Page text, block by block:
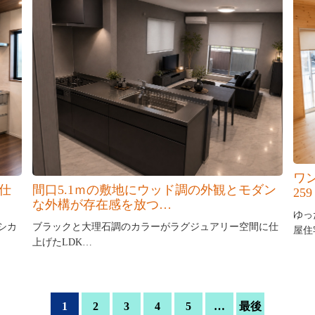
カ
間口5.1ｍの敷地にウッド調の外観とモダン
な外構が存在感を放つ…
ブラックと大理石調のカラーがラグジュアリー空間に仕
上げたLDK…
ワ
259
ゆ
屋
1 2 3 4 5 … 最後